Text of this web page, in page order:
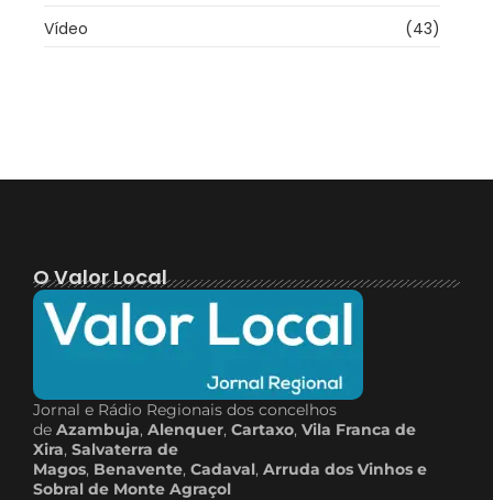
Vídeo
(43)
O Valor Local
Jornal e Rádio Regionais dos concelhos
de Azambuja, Alenquer, Cartaxo, Vila Franca de
Xira, Salvaterra de
Magos, Benavente, Cadaval, Arruda dos Vinhos e
Sobral de Monte Agraçol